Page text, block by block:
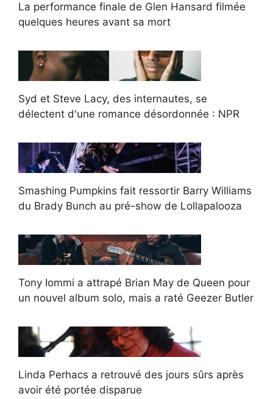
La performance finale de Glen Hansard filmée
quelques heures avant sa mort
Syd et Steve Lacy, des internautes, se
délectent d'une romance désordonnée : NPR
Smashing Pumpkins fait ressortir Barry Williams
du Brady Bunch au pré-show de Lollapalooza
Tony Iommi a attrapé Brian May de Queen pour
un nouvel album solo, mais a raté Geezer Butler
Linda Perhacs a retrouvé des jours sûrs après
avoir été portée disparue